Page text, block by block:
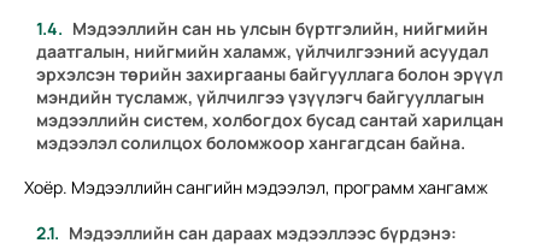
Мэдээллийн сан нь улсын бүртгэлийн, нийгмийн
даатгалын, нийгмийн халамж, үйлчилгээний асуудал
эрхэлсэн төрийн захиргааны байгууллага болон эрүүл
мэндийн тусламж, үйлчилгээ үзүүлэгч байгууллагын
мэдээллийн систем, холбогдох бусад сантай харилцан
мэдээлэл солилцох боломжоор хангагдсан байна.
Хоёр. Мэдээллийн сангийн мэдээлэл, программ хангамж
Мэдээллийн сан дараах мэдээллээс бүрдэнэ: